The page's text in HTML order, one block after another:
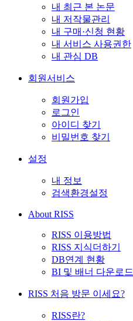
내 최근 본 논문
내 저작물관리
내 구매·신청 현황
내 서비스 사용권한
내 관심 DB
회원서비스
회원가입
로그인
아이디 찾기
비밀번호 찾기
설정
내 정보
검색환경설정
About RISS
RISS 이용방법
RISS 지식더하기
DB연계 현황
BI 및 배너 다운로드
RISS 처음 방문 이세요?
RISS란?